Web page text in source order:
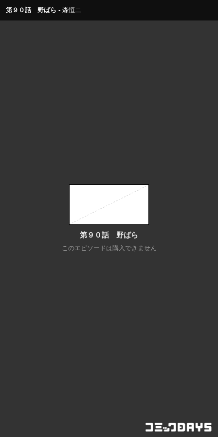
第９０話 野ばら 森恒二
第９０話 野ばら
このエピソードは購入できません